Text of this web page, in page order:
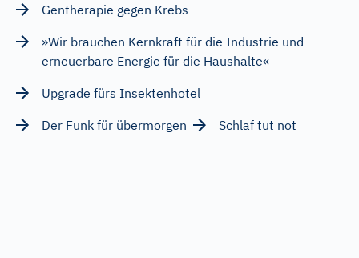
Gentherapie gegen Krebs
»Wir brauchen Kernkraft für die Industrie und
erneuerbare Energie für die Haushalte«
Upgrade fürs Insektenhotel
Der Funk für übermorgen
Schlaf tut not